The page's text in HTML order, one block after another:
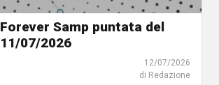
Forever Samp puntata del
11/07/2026
12/07/2026
di Redazione